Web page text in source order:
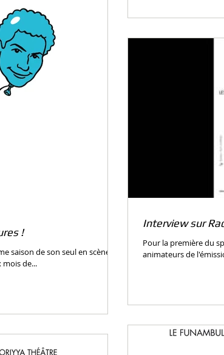
!
saison de son seul en scène De
de...
Interview sur
Pour la première du
animateurs de